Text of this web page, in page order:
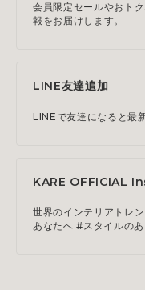
会員限定セールやおト
報をお届けします。
LINE友達追加
LINEで友達になると最
KARE OFFICIAL
世界のインテリアトレ
あなたへ #スタイルのあ